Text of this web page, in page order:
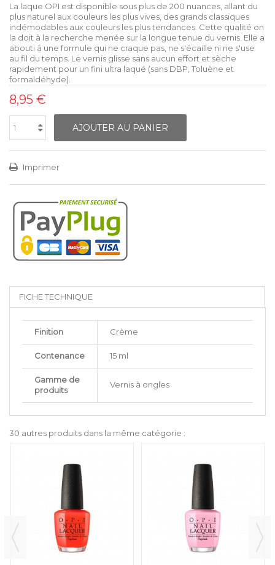
La laque OPI est disponible sous plus de 200 nuances, allant du
plus naturel aux couleurs les plus vives, des grands classiques
indémodables aux couleurs les plus tendances. Cette qualité on
la doit à la recherche menée sur la longue tenue du vernis. Elle a
abouti à une formule qui ne craque pas, ne s'écaille ni ne s'use
au fil du temps. Le vernis glisse sans aucun effort et sèche
rapidement pour un fini ultra laqué (sans DBP, Toluène et
formaldéhyde).
8,95 €
AJOUTER AU PANIER
Imprimer
FICHE TECHNIQUE
Finition Crème
Contenance 15 ml
Gamme de
produits
Vernis à ongles
30 autres produits dans la même catégorie :